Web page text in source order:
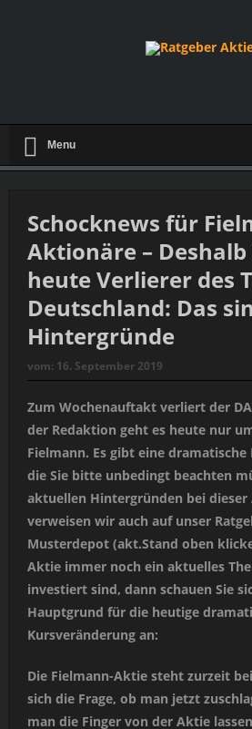
Menu
Schocknews für
Aktionäre –
heute Verlierer des
Deutschland: Das
Hintergründe
vom: 16. September 2019
Zum Wochenauftakt verliert der
der Redaktion geht es heute nur
Fielmann. Es gibt eine dramatische
die Sie bitte unbedingt beachten
aktuellen Hintergründen bei dieser
verweisen wir auch auf unser
Musterdepot (akt.Stand oben
Aktie immer noch ein aktuelles
investiert sind, dann schauen Sie
Hauptgrund für die heutige
Kursveränderung an:
Die Fielmann-Aktie steht zurzeit
sich die Frage, ob man jetzt
man die Finger von der Aktie